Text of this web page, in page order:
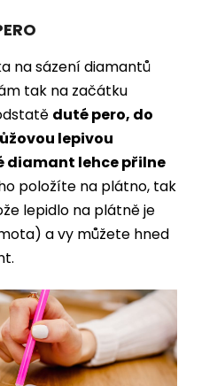
na sázení diamantů
tak na začátku
duté pero, do
lepivou
diamant lehce přilne
položíte na plátno, tak
lepidlo na plátně je
a vy můžete hned